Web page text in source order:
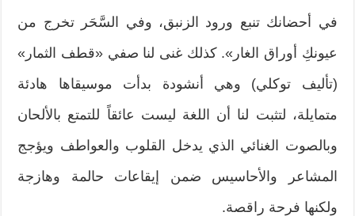
في أحضانك تنبع ورود الزنبق، وفي السَّحَر تخرج من
عيونكِ أوراق الغار». كذلك غنى لنا صفي «قطف الثمار»
(تأليف توكلي) وهي أنشودة بدأت موسيقاها هادئة
متمايلة، لتثبت لنا أن اللغة ليست عائقاً للتمتع بالألحان
وبالصوت الغنائي الذي يدخل القلوب والعواطف ويؤجج
المشاعر والأحاسيس ضمن إيقاعات حالمة وهازجة
ولكنها فرحة راقصة.